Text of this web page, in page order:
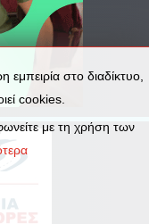
στο διαδίκτυο,
cookies.
με τη χρήση των